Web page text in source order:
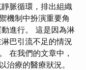
脈循環，排出組織
機制中扮演重要角
進行。 這是因為淋
巴引流不足的情況
在我們的文章中，
治療的醫療狀況。